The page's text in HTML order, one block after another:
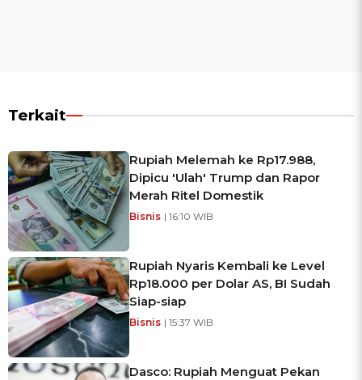
Terkait
Rupiah Melemah ke Rp17.988,
Dipicu 'Ulah' Trump dan Rapor
Merah Ritel Domestik
Bisnis | 16:10 WIB
Rupiah Nyaris Kembali ke Level
Rp18.000 per Dolar AS, BI Sudah
Siap-siap
Bisnis | 15:37 WIB
Dasco: Rupiah Menguat Pekan